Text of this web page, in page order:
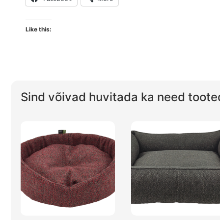
Like this:
Sind võivad huvitada ka need